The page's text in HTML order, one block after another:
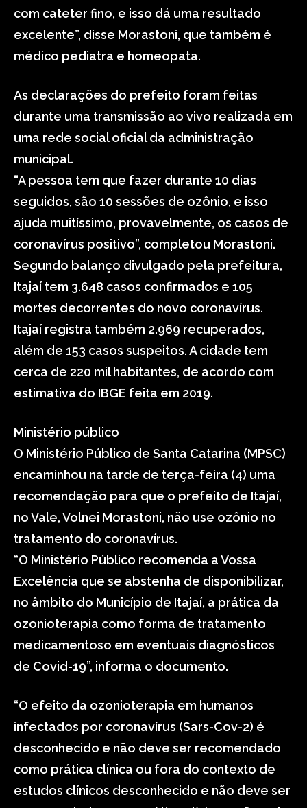
com cateter fino, e isso dá uma resultado
excelente”, disse Morastoni, que também é
médico pediatra e homeopata.
As declarações do prefeito foram feitas
durante uma transmissão ao vivo realizada em
uma rede social oficial da administração
municipal.
“A pessoa tem que fazer durante 10 dias
seguidos, são 10 sessões de ozônio, e isso
ajuda muitíssimo, provavelmente, os casos de
coronavírus positivo”, completou Morastoni.
Segundo balanço divulgado pela prefeitura,
Itajaí tem 3.648 casos confirmados e 105
mortes decorrentes do novo coronavírus.
Itajaí registra também 2.969 recuperados,
além de 153 casos suspeitos. A cidade tem
cerca de 220 mil habitantes, de acordo com
estimativa do IBGE feita em 2019.
Ministério público
O Ministério Público de Santa Catarina (MPSC)
encaminhou na tarde de terça-feira (4) uma
recomendação para que o prefeito de Itajaí,
no Vale, Volnei Morastoni, não use ozônio no
tratamento do coronavírus.
“O Ministério Público recomenda a Vossa
Excelência que se abstenha de disponibilizar,
no âmbito do Município de Itajaí, a prática da
ozonioterapia como forma de tratamento
medicamentoso em eventuais diagnósticos
de Covid-19”, informa o documento.
“O efeito da ozonioterapia em humanos
infectados por coronavírus (Sars-Cov-2) é
desconhecido e não deve ser recomendado
como prática clínica ou fora do contexto de
estudos clínicos desconhecido e não deve ser